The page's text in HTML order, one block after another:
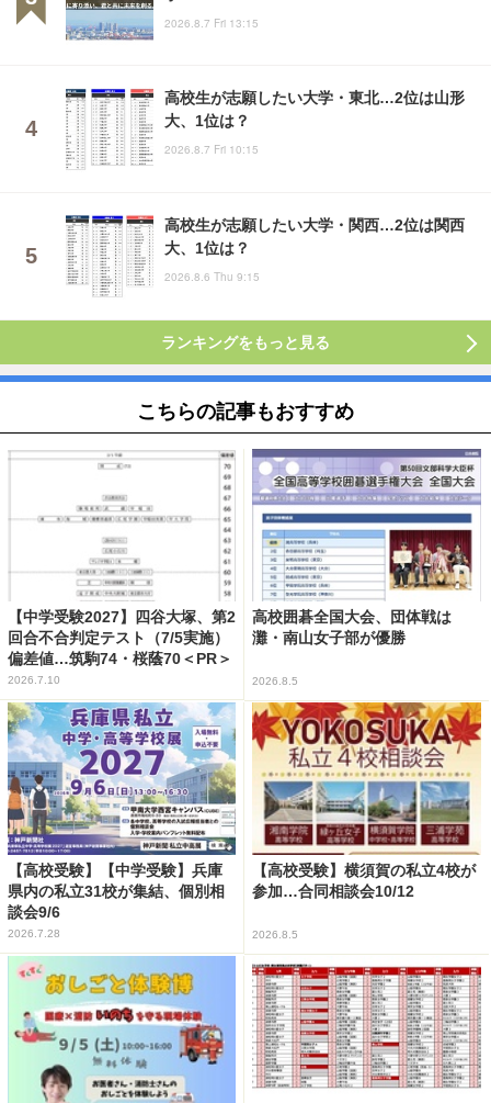
2026.8.7 Fri 13:15
高校生が志願したい大学・東北…2位は山形
大、1位は？
2026.8.7 Fri 10:15
高校生が志願したい大学・関西…2位は関西
大、1位は？
2026.8.6 Thu 9:15
ランキングをもっと見る
こちらの記事もおすすめ
【中学受験2027】四谷大塚、第2
回合不合判定テスト（7/5実施）
偏差値…筑駒74・桜蔭70＜PR＞
2026.7.10
高校囲碁全国大会、団体戦は
灘・南山女子部が優勝
2026.8.5
【高校受験】【中学受験】兵庫
県内の私立31校が集結、個別相
談会9/6
2026.7.28
【高校受験】横須賀の私立4校が
参加…合同相談会10/12
2026.8.5